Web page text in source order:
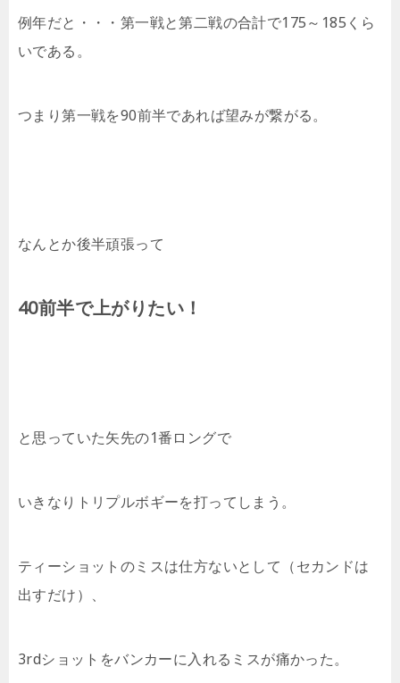
例年だと・・・第一戦と第二戦の合計で175～185くら
いである。
つまり第一戦を90前半であれば望みが繋がる。
なんとか後半頑張って
40前半で上がりたい！
と思っていた矢先の1番ロングで
いきなりトリプルボギーを打ってしまう。
ティーショットのミスは仕方ないとして（セカンドは
出すだけ）、
3rdショットをバンカーに入れるミスが痛かった。